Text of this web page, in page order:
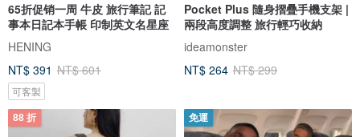
65折促销一周 牛皮 旅行筆記 記
事本日記本手帳 印制英文名星座
HENING
NT$ 391 NT$ 601
可客製
Pocket Plus 隨身摺疊手機支架 |
兩段高度調整 旅行輕巧收納
ideamonster
NT$ 264 NT$ 299
88 折 免運